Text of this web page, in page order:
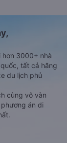
3000+ nhà
tất cả hãng
du lịch phủ
cùng vô vàn
án di